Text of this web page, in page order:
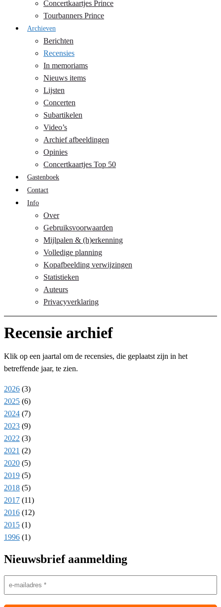
Concertkaartjes Prince
Tourbanners Prince
Archieven
Berichten
Recensies
In memoriams
Nieuws items
Lijsten
Concerten
Subartikelen
Video’s
Archief afbeeldingen
Opinies
Concertkaartjes Top 50
Gastenboek
Contact
Info
Over
Gebruiksvoorwaarden
Mijlpalen & (h)erkenning
Volledige planning
Kopafbeelding verwijzingen
Statistieken
Auteurs
Privacyverklaring
Recensie archief
Klik op een jaartal om de recensies, die geplaatst zijn in het
betreffende jaar, te zien.
2026 (3)
2025 (6)
2024 (7)
2023 (9)
2022 (3)
2021 (2)
2020 (5)
2019 (5)
2018 (5)
2017 (11)
2016 (12)
2015 (1)
1996 (1)
Nieuwsbrief aanmelding